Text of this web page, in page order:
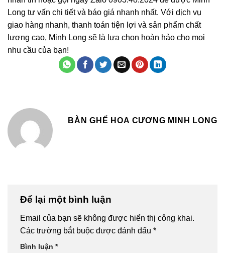
Long tư vấn chi tiết và báo giá nhanh nhất. Với dịch vụ
giao hàng nhanh, thanh toán tiện lợi và sản phẩm chất
lượng cao, Minh Long sẽ là lựa chọn hoàn hảo cho mọi
nhu cầu của bạn!
BÀN GHẾ HOA CƯƠNG MINH LONG
Để lại một bình luận
Email của bạn sẽ không được hiển thị công khai.
Các trường bắt buộc được đánh dấu *
Bình luận *